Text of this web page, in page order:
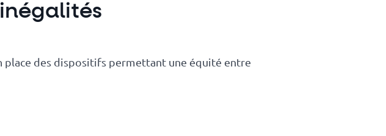
des dispositifs permettant une équité entre